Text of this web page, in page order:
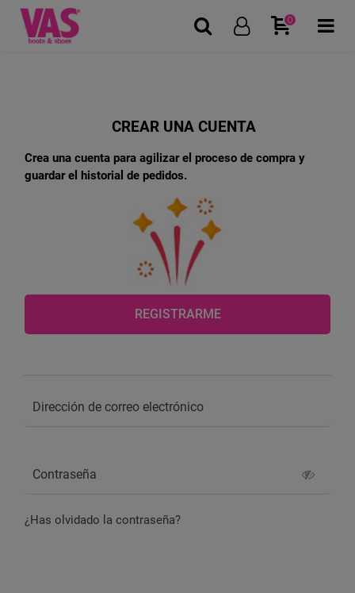
0
CREAR UNA CUENTA
Crea una cuenta para agilizar el proceso de compra y
guardar el historial de pedidos.
REGISTRARME
¿Has olvidado la contraseña?